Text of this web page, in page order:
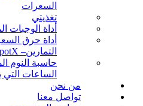
السعرات
تغذيتي
أداة الوجبات
أداة حرق
التمارين– FitSpotX
حاسبة النوم
الساعات
من نحن
تواصل معنا